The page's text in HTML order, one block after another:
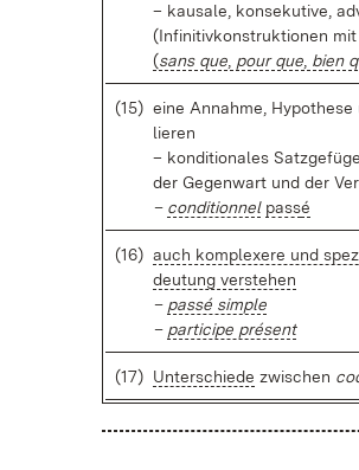
– kau­sa­le, kon­se­ku­ti­ve,
(In­fi­ni­tiv­kon­struk­tio­nen mit
(sans que pour que bi­en
(15) ei­ne An­nah­me,
lie­ren
– kon­di­tio­na­les
der Ge­gen­wart und der
– con­di­ti­onnel passé
(16) auch kom­ple­xe­re und
deu­tung ver­ste­hen
– pas­sé simp­le
– par­ti­ci­pe pré­sent
(17) Un­ter­schie­de zwi­schen